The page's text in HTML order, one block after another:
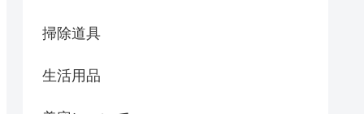
掃除道具
生活用品